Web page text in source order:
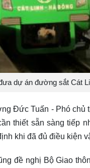
dự án đường sắt Cát
Đức Tuấn - Phó chủ
thiết sẵn sàng tiếp
khi đã đủ điều kiện
đề nghị Bộ Giao